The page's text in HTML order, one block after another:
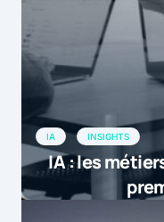
IA INSIGHTS
IA : les